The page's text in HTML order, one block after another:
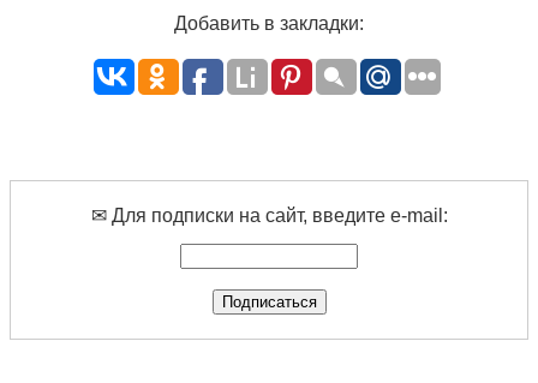
Добавить в закладки:
✉ Для подписки на сайт, введите e-mail: